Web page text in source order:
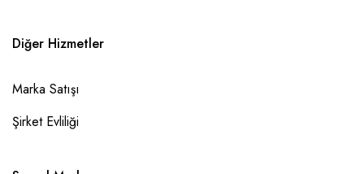
Diğer Hizmetler
Marka Satışı
Şirket Evliliği